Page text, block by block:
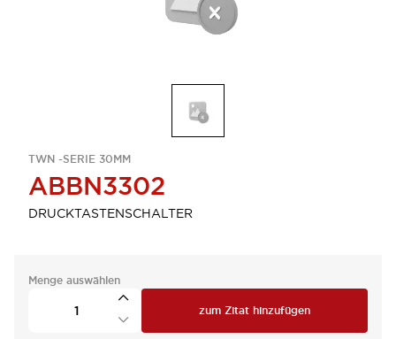
TWN -SERIE 30MM
ABBN3302
DRUCKTASTENSCHALTER
Menge auswählen
zum Zitat hinzufügen